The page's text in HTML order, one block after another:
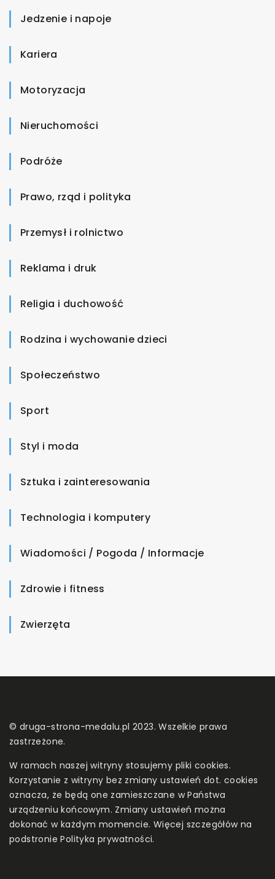
Jedzenie i napoje
Kariera
Motoryzacja
Nieruchomości
Podróże
Prawo, rząd i polityka
Przemysł i rolnictwo
Reklama i druk
Religia i duchowość
Rodzina i wychowanie dzieci
Społeczeństwo
Sport
Styl i moda
Sztuka i zainteresowania
Technologia i komputery
Wiadomości / Pogoda / Informacje
Zdrowie i fitness
Zwierzęta
© druga-strona-medalu.pl 2023. Wszelkie prawa
zastrzeżone.
W ramach naszej witryny stosujemy pliki cookies.
Korzystanie z witryny bez zmiany ustawień dot. cookies
oznacza, że będą one zamieszczane w Państwa
urządzeniu końcowym. Zmiany ustawień można
dokonać w każdym momencie. Więcej szczegółów na
podstroniePolityka prywatności.